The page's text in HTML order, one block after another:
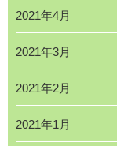
2021年4月
2021年3月
2021年2月
2021年1月